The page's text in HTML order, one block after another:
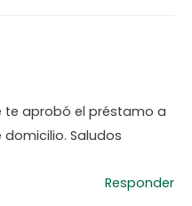
te aprobó el préstamo a
Saludos
Responder